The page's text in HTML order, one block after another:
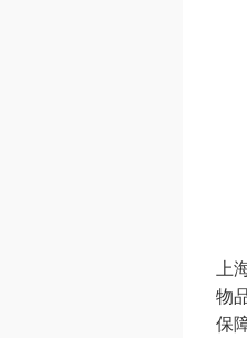
上
物
保